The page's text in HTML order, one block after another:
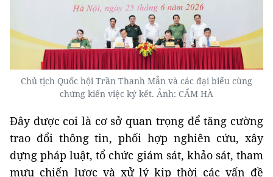
Chủ tịch Quốc hội Trần Thanh Mẫn và các đại biểu cùng
chứng kiến việc ký kết. Ảnh: CẨM HÀ
Đây được coi là cơ sở quan trọng để tăng cường
trao đổi thông tin, phối hợp nghiên cứu, xây
dựng pháp luật, tổ chức giám sát, khảo sát, tham
mưu chiến lược và xử lý kịp thời các vấn đề